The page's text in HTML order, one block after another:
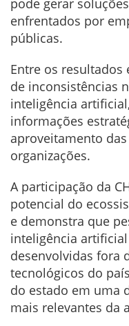
pode gerar
enfrentados por
públicas.
Entre os resultados
de inconsistências
inteligência
informações
aproveitamento
organizações.
A participação da
potencial do
e demonstra que
inteligência
desenvolvidas fora
tecnológicos do
do estado em uma
mais relevantes da